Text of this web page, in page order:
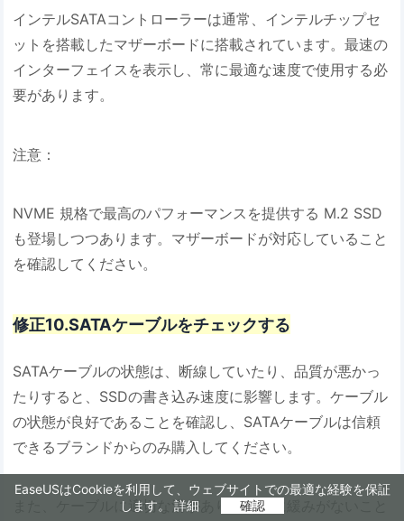
EaseUSはCookieを利用して、ウェブサイトでの最適な経験を保証
します。 詳細 確認
インテルSATAコントローラーは通常、インテルチップセ
ットを搭載したマザーボードに搭載されています。最速の
インターフェイスを表示し、常に最適な速度で使用する必
要があります。
注意：
NVME 規格で最高のパフォーマンスを提供する M.2 SSD
も登場しつつあります。マザーボードが対応していること
を確認してください。
修正10.SATAケーブルをチェックする
SATAケーブルの状態は、断線していたり、品質が悪かっ
たりすると、SSDの書き込み速度に影響します。ケーブル
の状態が良好であることを確認し、SATAケーブルは信頼
できるブランドからのみ購入してください。
また、ケーブルに適切な溝があり、接続に緩みがないこと